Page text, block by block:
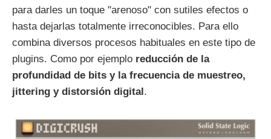
para darles un toque "arenoso" con sutiles efectos o
hasta dejarlas totalmente irreconocibles. Para ello
combina diversos procesos habituales en este tipo de
plugins. Como por ejemplo reducción de la
profundidad de bits y la frecuencia de muestreo,
jittering y distorsión digital.